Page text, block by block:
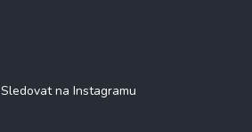
Sledovat na Instagramu